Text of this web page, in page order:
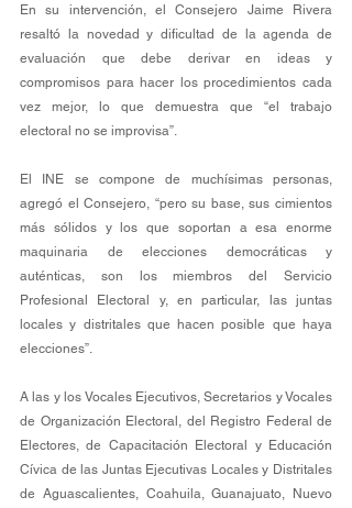
En su intervención, el Consejero Jaime Rivera
resaltó la novedad y dificultad de la agenda de
evaluación que debe derivar en ideas y
compromisos para hacer los procedimientos cada
vez mejor, lo que demuestra que “el trabajo
electoral no se improvisa”.
El INE se compone de muchísimas personas,
agregó el Consejero, “pero su base, sus cimientos
más sólidos y los que soportan a esa enorme
maquinaria de elecciones democráticas y
auténticas, son los miembros del Servicio
Profesional Electoral y, en particular, las juntas
locales y distritales que hacen posible que haya
elecciones”.
A las y los Vocales Ejecutivos, Secretarios y Vocales
de Organización Electoral, del Registro Federal de
Electores, de Capacitación Electoral y Educación
Cívica de las Juntas Ejecutivas Locales y Distritales
de Aguascalientes, Coahuila, Guanajuato, Nuevo